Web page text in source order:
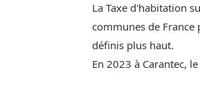
La Taxe d'habitation
communes de
définis plus haut.
En 2023 à Carantec,